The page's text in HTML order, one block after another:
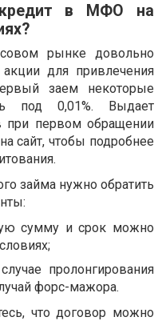
в МФО на
рынке довольно
для привлечения
заем некоторые
под 0,01%. Выдает
при первом обращении
сайт, чтобы подробнее
займа нужно обратить
сумму и срок можно
пролонгирования
форс-мажора.
что договор можно